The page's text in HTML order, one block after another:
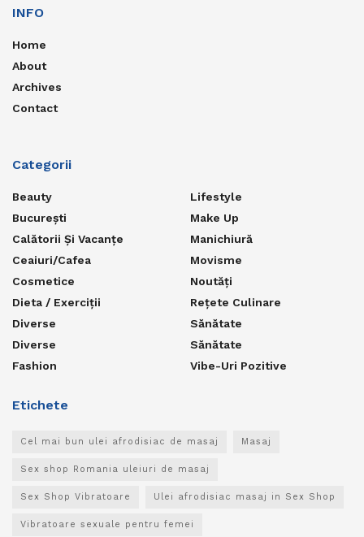
INFO
Home
About
Archives
Contact
Categorii
Beauty
București
Calătorii Și Vacanțe
Ceaiuri/Cafea
Cosmetice
Dieta / Exerciții
Diverse
Diverse
Fashion
Lifestyle
Make Up
Manichiură
Movisme
Noutăți
Rețete Culinare
Sănătate
Sănătate
Vibe-Uri Pozitive
Etichete
Cel mai bun ulei afrodisiac de masaj Masaj
Sex shop Romania uleiuri de masaj
Sex Shop Vibratoare Ulei afrodisiac masaj in Sex Shop
Vibratoare sexuale pentru femei